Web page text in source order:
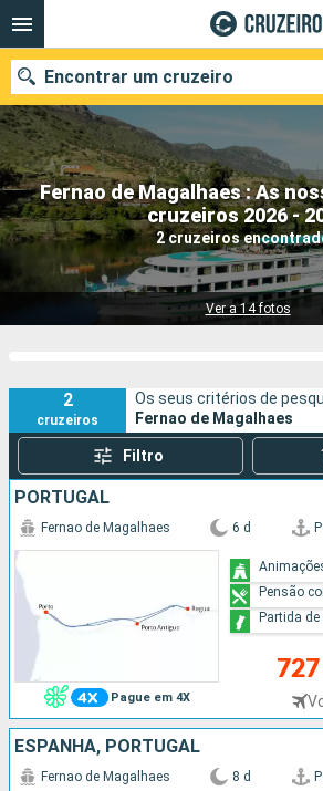
Fernao de Magalhaes : As
cruzeiros 2026 -
2 cruzeiros
Ver a 14 fotos
Encontrar um cruzeiro
Quando ir?
Data de partida
Portos
2
cruzeiros
Os seus critérios de
Fernao de Magalhaes
Filtro
PORTUGAL
Pague em 4X
Fernao de Magalhaes 6 d
Pensão
Partida de
ESPANHA, PORTUGAL
Fernao de Magalhaes 8 d